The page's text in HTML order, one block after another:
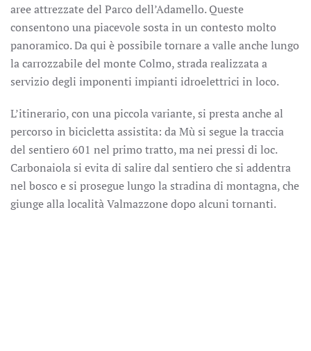
aree attrezzate del Parco dell’Adamello. Queste
consentono una piacevole sosta in un contesto molto
panoramico. Da qui è possibile tornare a valle anche lungo
la carrozzabile del monte Colmo, strada realizzata a
servizio degli imponenti impianti idroelettrici in loco.
L’itinerario, con una piccola variante, si presta anche al
percorso in bicicletta assistita: da Mù si segue la traccia
del sentiero 601 nel primo tratto, ma nei pressi di loc.
Carbonaiola si evita di salire dal sentiero che si addentra
nel bosco e si prosegue lungo la stradina di montagna, che
giunge alla località Valmazzone dopo alcuni tornanti.